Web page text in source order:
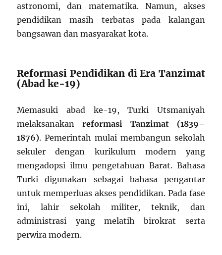
astronomi, dan matematika. Namun, akses
pendidikan masih terbatas pada kalangan
bangsawan dan masyarakat kota.
Reformasi Pendidikan di Era Tanzimat
(Abad ke-19)
Memasuki abad ke-19, Turki Utsmaniyah
melaksanakanreformasi Tanzimat (1839–
1876). Pemerintah mulai membangun sekolah
sekuler dengan kurikulum modern yang
mengadopsi ilmu pengetahuan Barat. Bahasa
Turki digunakan sebagai bahasa pengantar
untuk memperluas akses pendidikan. Pada fase
ini, lahir sekolah militer, teknik, dan
administrasi yang melatih birokrat serta
perwira modern.